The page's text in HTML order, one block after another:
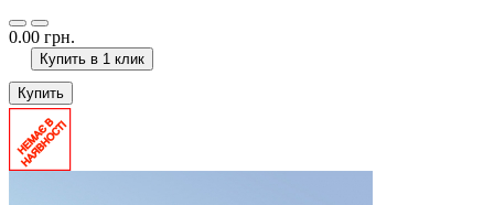
0.00 грн.
Купить в 1 клик
Купить